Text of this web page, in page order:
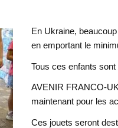
En Ukraine,
en emportant le
Tous ces enfants
AVENIR FRANCO-
maintenant pour les
Ces jouets seront